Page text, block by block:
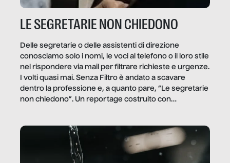
LE SEGRETARIE NON CHIEDONO
Delle segretarie o delle assistenti di direzione
conosciamo solo i nomi, le voci al telefono o il loro stile
nel rispondere via mail per filtrare richieste e urgenze.
I volti quasi mai. Senza Filtro è andato a scavare
dentro la professione e, a quanto pare, “Le segretarie
non chiedono”. Un reportage costruito con